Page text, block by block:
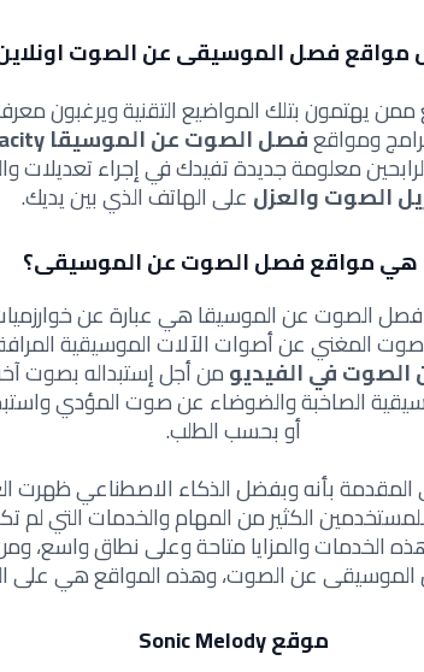
مواقع فصل الموسيقى عن الصوت
ممن يهتمون بتلك المواضيع التقنية ويرغبون
ومواقعفصل الصوت عن الموسيقا Audacity إ
معلومة جديدة تفيدك في إجراء تعديلات
الصوت والعزل على الهاتف الذي بين يديك.
هي مواقع فصل الصوت عن الموسيقى؟
الصوت عن الموسيقا هي عبارة عن
المغني عن أصوات الآلات الموسيقية
في الفيديومن أجل إستبداله بصوت
الصاخبة والضوضاء عن صوت المؤدي
أو بحسب الطلب.
بأنه وبفضل الذكاء الاصطناعي ظهرت
الكثير من المهام والخدمات التي لم
الخدمات والمزايا متاحة وعلى نطاق واسع،
عن الصوت، وهذه المواقع هي على
موقع Sonic Melody